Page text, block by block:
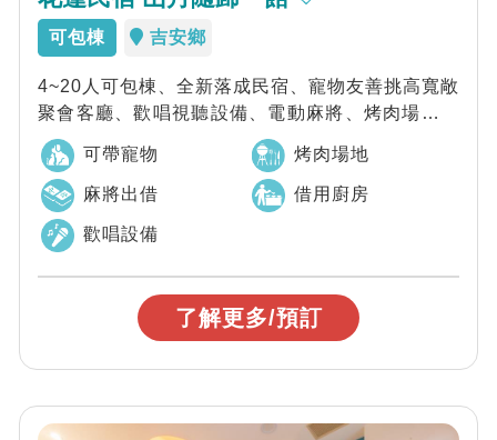
可包棟 吉安鄉
4~20人可包棟、全新落成民宿、寵物友善挑高寬敞
聚會客廳、歡唱視聽設備、電動麻將、烤肉場地、
廚房使用慶修院車程二分鐘，東大門夜市、...
可帶寵物 烤肉場地
麻將出借 借用廚房
歡唱設備
了解更多/預訂